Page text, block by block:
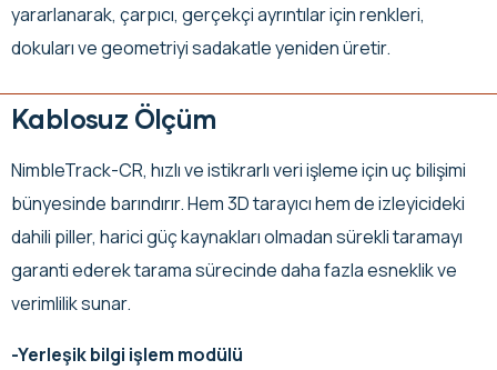
yararlanarak, çarpıcı, gerçekçi ayrıntılar için renkleri,
dokuları ve geometriyi sadakatle yeniden üretir.
Kablosuz Ölçüm
NimbleTrack-CR, hızlı ve istikrarlı veri işleme için uç bilişimi
bünyesinde barındırır. Hem 3D tarayıcı hem de izleyicideki
dahili piller, harici güç kaynakları olmadan sürekli taramayı
garanti ederek tarama sürecinde daha fazla esneklik ve
verimlilik sunar.
-Yerleşik bilgi işlem modülü